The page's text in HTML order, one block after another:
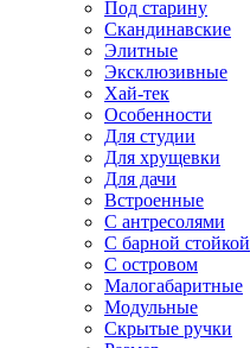
Под старину
Скандинавские
Элитные
Эксклюзивные
Хай-тек
Особенности
Для студии
Для хрущевки
Для дачи
Встроенные
С антресолями
С барной стойкой
С островом
Малогабаритные
Модульные
Скрытые ручки